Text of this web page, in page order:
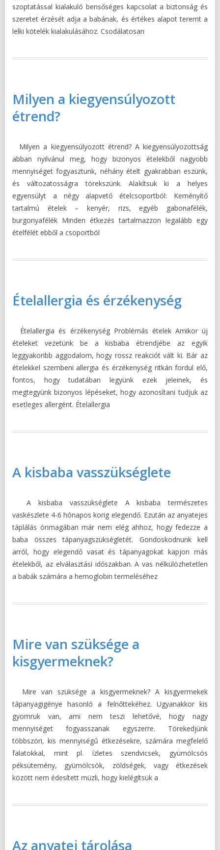
szoptatással kialakuló bensőséges kapcsolat a biztonság és
szeretet érzését adja a babának, és értékes alapot teremt a
lelki kötelék kialakulásához. Csodálatosan
Milyen a kiegyensúlyozott
étrend?
Milyen a kiegyensúlyozott étrend? A kiegyensúlyozottság
abban nyilvánul meg, hogy bizonyos ételekből nagyobb
mennyiséget fogyasztunk, néhány ételt gyakrabban eszünk,
és változatosságra törekszünk. Alakítsuk ki a helyes
egyensúlyt a négy alapvető ételcsoportból: Keményítő
tartalmú ételek – kenyér, rizs, egyéb gabonafélék,
burgonyafélék Minden étkezés tartalmazzon legalább egy
ételfélét ebből a csoportból
Ételallergia és érzékenység
Ételallergia és érzékenység Problémás ételek Amikor új
ételeket vezetünk be a kisbaba étrendjébe az egyik
leggyakoribb aggodalom, hogy rossz reakciót vált ki. Bár az
ételekkel szembeni allergia és érzékenység ritkán fordul elő,
fontos, hogy tudatában legyünk ezek jeleinek, és
megtegyünk bizonyos lépéseket, hogy azonosítani tudjuk az
esetleges allergént. Ételallergia
A kisbaba vasszükséglete
A kisbaba vasszükséglete A kisbaba természetes
vaskészlete 4-6 hónapos korig elegendő. Ezután az anyatejes
táplálás önmagában már nem elég ahhoz, hogy fedezze a
baba összes tápanyagszükségletét. Gondoskodnunk kell
arról, hogy elegendő vasat és tápanyagokat kapjon más
ételekből, az elválasztási időszakban. A vas nélkülözhetetlen
a babák számára a hemoglobin termeléséhez
Mire van szüksége a
kisgyermeknek?
Mire van szüksége a kisgyermeknek? A kisgyermekek
tápanyagigénye hasonló a felnőttekéhez. Ugyanakkor kis
gyomruk van, ami nem teszi lehetővé, hogy nagy
mennyiséget fogyasszanak egyszerre. Törekedjünk
többszöri, kis mennyiségű étkezésekre, számára megfelelő
falatokkal, mint pl. ízletes szendvicsek, gyümölcsös
péksütemény, gyümölcsök, zöldségek, vagy étkezések
között nem édesített müzli, hogy kielégítsük a
Az anyatej tárolása